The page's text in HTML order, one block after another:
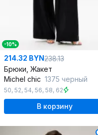
-10%
214.32 BYN238.13
Брюки, Жакет
Michel chic 1375 черный
50, 52, 54, 56, 58, 62
В корзину